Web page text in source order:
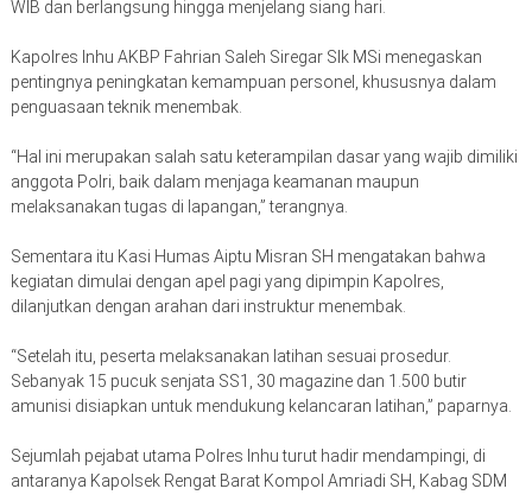
WIB dan berlangsung hingga menjelang siang hari.
Kapolres Inhu AKBP Fahrian Saleh Siregar SIk MSi menegaskan
pentingnya peningkatan kemampuan personel, khususnya dalam
penguasaan teknik menembak.
“Hal ini merupakan salah satu keterampilan dasar yang wajib dimiliki
anggota Polri, baik dalam menjaga keamanan maupun
melaksanakan tugas di lapangan,” terangnya.
Sementara itu Kasi Humas Aiptu Misran SH mengatakan bahwa
kegiatan dimulai dengan apel pagi yang dipimpin Kapolres,
dilanjutkan dengan arahan dari instruktur menembak.
“Setelah itu, peserta melaksanakan latihan sesuai prosedur.
Sebanyak 15 pucuk senjata SS1, 30 magazine dan 1.500 butir
amunisi disiapkan untuk mendukung kelancaran latihan,” paparnya.
Sejumlah pejabat utama Polres Inhu turut hadir mendampingi, di
antaranya Kapolsek Rengat Barat Kompol Amriadi SH, Kabag SDM